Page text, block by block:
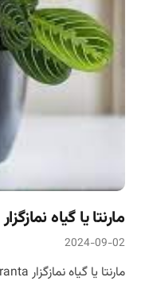
مارنتا یا گیاه نمازگزار Maranta
2024-09-02